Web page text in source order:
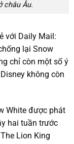
châu Âu.
với Daily Mail:
lại Snow
chỉ còn một số ý
không còn
White được phát
hai tuần trước
Lion King